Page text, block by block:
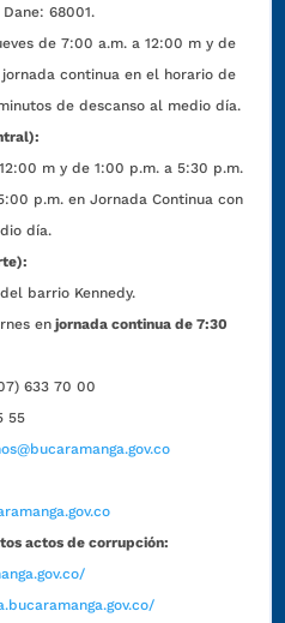
68001.
de 7:00 a.m. a 12:00 m y de
continua en el horario de
de descanso al medio día.
m y de 1:00 p.m. a 5:30 p.m.
en Jornada Continua con
día.
barrio Kennedy.
en jornada continua de 7:30
633 70 00
55
actos de corrupción: